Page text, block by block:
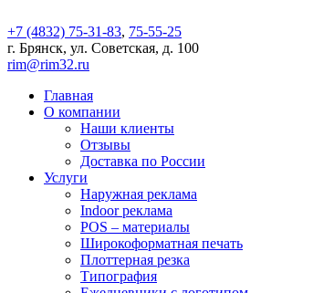
+7 (4832) 75-31-83, 75-55-25
г. Брянск, ул. Советская, д. 100
rim@rim32.ru
Главная
О компании
Наши клиенты
Отзывы
Доставка по России
Услуги
Наружная реклама
Indoor реклама
POS – материалы
Широкоформатная печать
Плоттерная резка
Типография